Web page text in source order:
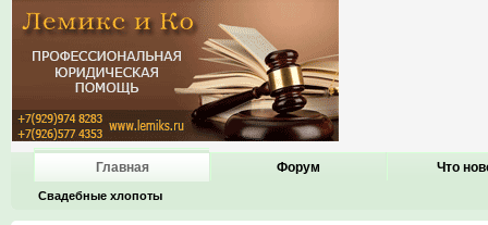
Главная
Свадебные хлопоты
Форум Что